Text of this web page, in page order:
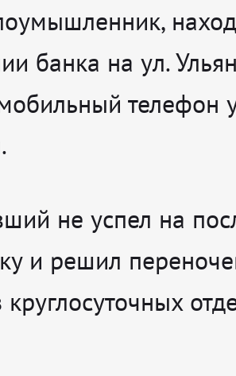
банка на ул.
телефон
не успел на
и решил